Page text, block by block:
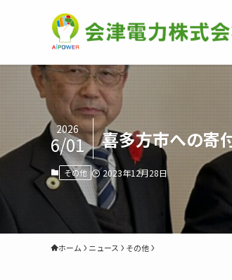
喜多方市への寄
2026
6/01
その他 2023年12月28日
ホーム ニュース その他